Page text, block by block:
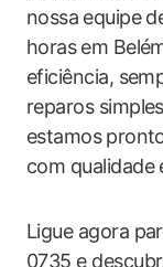
nossa⁢ equipe
horas ⁤em
eficiência,
reparos
estamos⁣
com qualidade
Ligue agora​
0735 e